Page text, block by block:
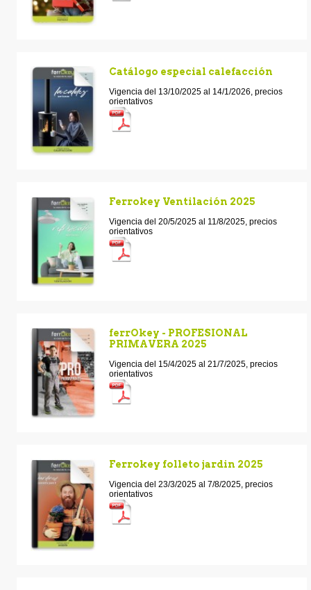
Catálogo especial calefacción
Vigencia del 13/10/2025 al 14/1/2026, precios
orientativos
Ferrokey Ventilación 2025
Vigencia del 20/5/2025 al 11/8/2025, precios
orientativos
ferrOkey - PROFESIONAL
PRIMAVERA 2025
Vigencia del 15/4/2025 al 21/7/2025, precios
orientativos
Ferrokey folleto jardin 2025
Vigencia del 23/3/2025 al 7/8/2025, precios
orientativos